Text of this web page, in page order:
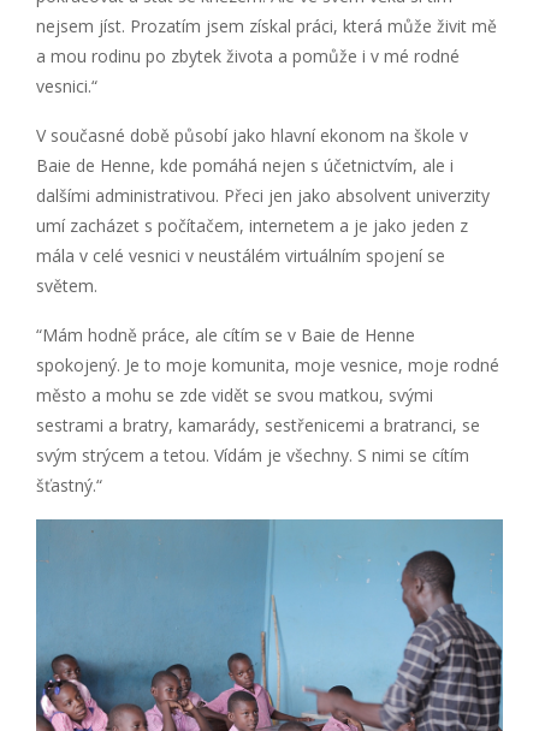
nejsem jíst. Prozatím jsem získal práci, která může živit mě
a mou rodinu po zbytek života a pomůže i v mé rodné
vesnici.“
V současné době působí jako hlavní ekonom na škole v
Baie de Henne, kde pomáhá nejen s účetnictvím, ale i
dalšími administrativou. Přeci jen jako absolvent univerzity
umí zacházet s počítačem, internetem a je jako jeden z
mála v celé vesnici v neustálém virtuálním spojení se
světem.
“Mám hodně práce, ale cítím se v Baie de Henne
spokojený. Je to moje komunita, moje vesnice, moje rodné
město a mohu se zde vidět se svou matkou, svými
sestrami a bratry, kamarády, sestřenicemi a bratranci, se
svým strýcem a tetou. Vídám je všechny. S nimi se cítím
šťastný.“